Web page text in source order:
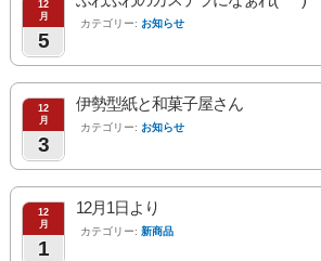
12
月
5
カテゴリー: お知らせ
12
月
3
伊勢型紙と和菓子屋さん
カテゴリー: お知らせ
12
月
1
12月1日より
カテゴリー: 新商品